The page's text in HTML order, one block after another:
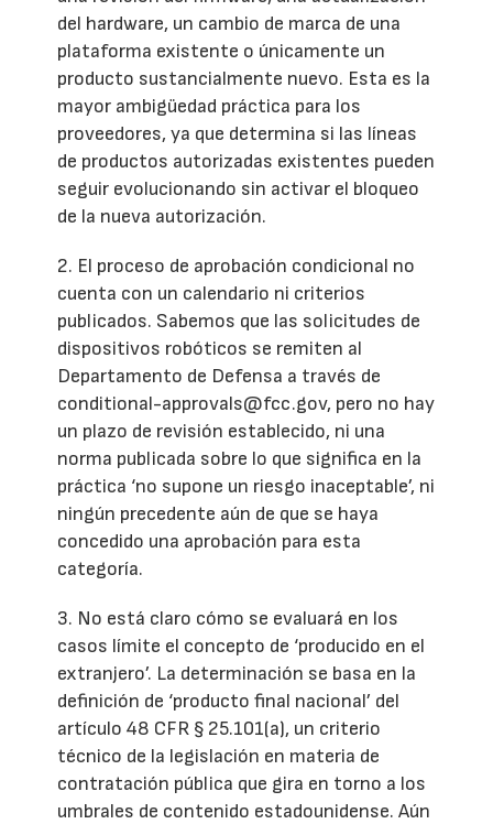
del hardware, un cambio de marca de una
plataforma existente o únicamente un
producto sustancialmente nuevo. Esta es la
mayor ambigüedad práctica para los
proveedores, ya que determina si las líneas
de productos autorizadas existentes pueden
seguir evolucionando sin activar el bloqueo
de la nueva autorización.
2. El proceso de aprobación condicional no
cuenta con un calendario ni criterios
publicados. Sabemos que las solicitudes de
dispositivos robóticos se remiten al
Departamento de Defensa a través de
conditional-approvals@fcc.gov, pero no hay
un plazo de revisión establecido, ni una
norma publicada sobre lo que significa en la
práctica ‘no supone un riesgo inaceptable’, ni
ningún precedente aún de que se haya
concedido una aprobación para esta
categoría.
3. No está claro cómo se evaluará en los
casos límite el concepto de ‘producido en el
extranjero’. La determinación se basa en la
definición de ‘producto final nacional’ del
artículo 48 CFR § 25.101(a), un criterio
técnico de la legislación en materia de
contratación pública que gira en torno a los
umbrales de contenido estadounidense. Aún